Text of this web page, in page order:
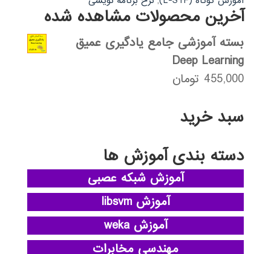
آخرین محصولات مشاهده شده
بسته آموزشی جامع یادگیری عمیق
Deep Learning
455,000 تومان
سبد خرید
دسته بندی آموزش ها
آموزش شبکه عصبی
آموزش libsvm
آموزش weka
مهندسی مخابرات